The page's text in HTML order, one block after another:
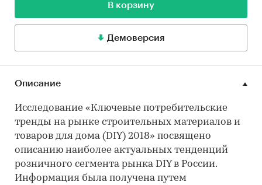
В корзину
Демоверсия
Описание
Исследование «Ключевые потребительские
тренды на рынке строительных материалов и
товаров для дома (DIY) 2018» посвящено
описанию наиболее актуальных тенденций
розничного сегмента рынка DIY в России.
Информация была получена путем